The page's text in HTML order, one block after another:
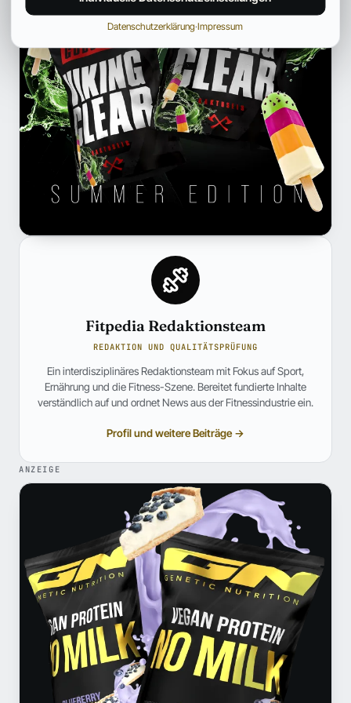
Fitpedia Redaktionsteam
REDAKTION UND QUALITÄTSPRÜFUNG
Ein interdisziplinäres Redaktionsteam mit Fokus auf Sport,
Ernährung und die Fitness-Szene. Bereitet fundierte Inhalte
verständlich auf und ordnet News aus der Fitnessindustrie ein.
Profil und weitere Beiträge →
ANZEIGE
Datenschutzerklärung·Impressum